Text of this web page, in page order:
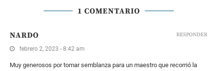
1 COMENTARIO
NARDO
febrero 2, 2023 - 8:42 am
Muy generosos por tomar semblanza para un maestro que recorrió la
RESPONDER